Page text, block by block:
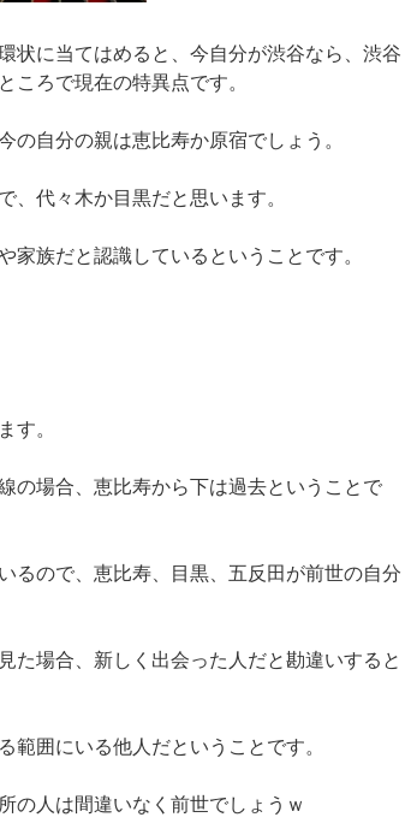
状に当てはめると、今自分が渋谷なら、渋谷
ころで現在の特異点です。
の自分の親は恵比寿か原宿でしょう。
、代々木か目黒だと思います。
家族だと認識しているということです。
す。
の場合、恵比寿から下は過去ということで
るので、恵比寿、目黒、五反田が前世の自分
た場合、新しく出会った人だと勘違いすると
範囲にいる他人だということです。
の人は間違いなく前世でしょうｗ